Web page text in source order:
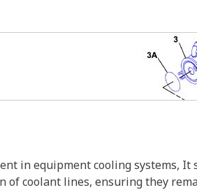
in equipment cooling systems,
coolant lines, ensuring they